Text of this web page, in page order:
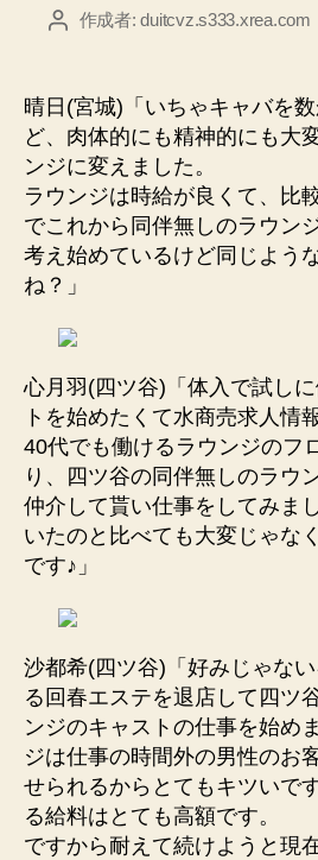
投 作成者:duitcvz.s333.xrea.com
晴日(宮城)「いちゃキャバを
ど、肉体的にも精神的にも大
ンジに変えました。
ラウンジは時給が良くて、比
でこれから同伴無しのラウン
考え始めているけど同じよう
ね？」
心月羽(四ツ谷)「体入で試し
トを始めたくて水商売求人情
40代でも働けるラウンジのフ
り、四ツ谷の同伴無しのラウ
仲介して貰い仕事をしてみま
いたのと比べても大変じゃな
です♪」
沙都希(四ツ谷)「好みじゃな
る回春エステを退店して四ツ
ンジのキャストの仕事を始め
ジは仕事の時間外の男性のお
せられるからとてもキツいで
る給料はとても高額です。
ですから耐えて続けようと現